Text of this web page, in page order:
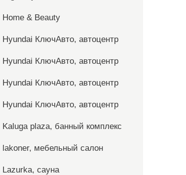
Home & Beauty
Hyundai КлючАвто, автоцентр
Hyundai КлючАвто, автоцентр
Hyundai КлючАвто, автоцентр
Hyundai КлючАвто, автоцентр
Kaluga plaza, банный комплекс
lakoner, мебельный салон
Lazurka, сауна